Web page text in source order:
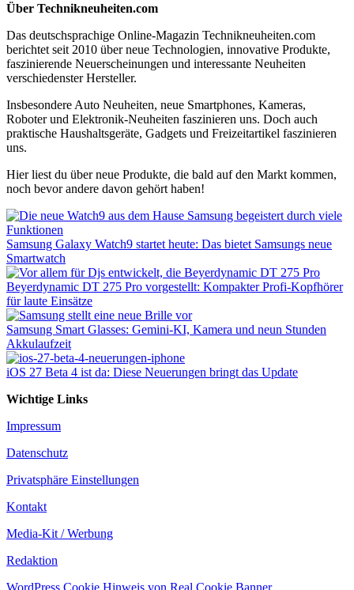
Über Technikneuheiten.com
Das deutschsprachige Online-Magazin Technikneuheiten.com
berichtet seit 2010 über neue Technologien, innovative Produkte,
faszinierende Neuerscheinungen und interessante Neuheiten
verschiedenster Hersteller.
Insbesondere Auto Neuheiten, neue Smartphones, Kameras,
Roboter und Elektronik-Neuheiten faszinieren uns. Doch auch
praktische Haushaltsgeräte, Gadgets und Freizeitartikel faszinieren
uns.
Hier liest du über neue Produkte, die bald auf den Markt kommen,
noch bevor andere davon gehört haben!
Samsung Galaxy Watch9 startet heute: Das bietet Samsungs neue
Smartwatch
Beyerdynamic DT 275 Pro vorgestellt: Kompakter Profi-Kopfhörer
für laute Einsätze
Samsung Smart Glasses: Gemini-KI, Kamera und neun Stunden
Akkulaufzeit
iOS 27 Beta 4 ist da: Diese Neuerungen bringt das Update
Wichtige Links
Impressum
Datenschutz
Privatsphäre Einstellungen
Kontakt
Media-Kit / Werbung
Redaktion
WordPress Cookie Hinweis von Real Cookie Banner